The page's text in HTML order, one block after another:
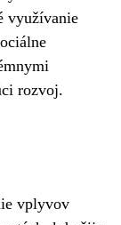
využívanie
rozvoj.
vplyvov